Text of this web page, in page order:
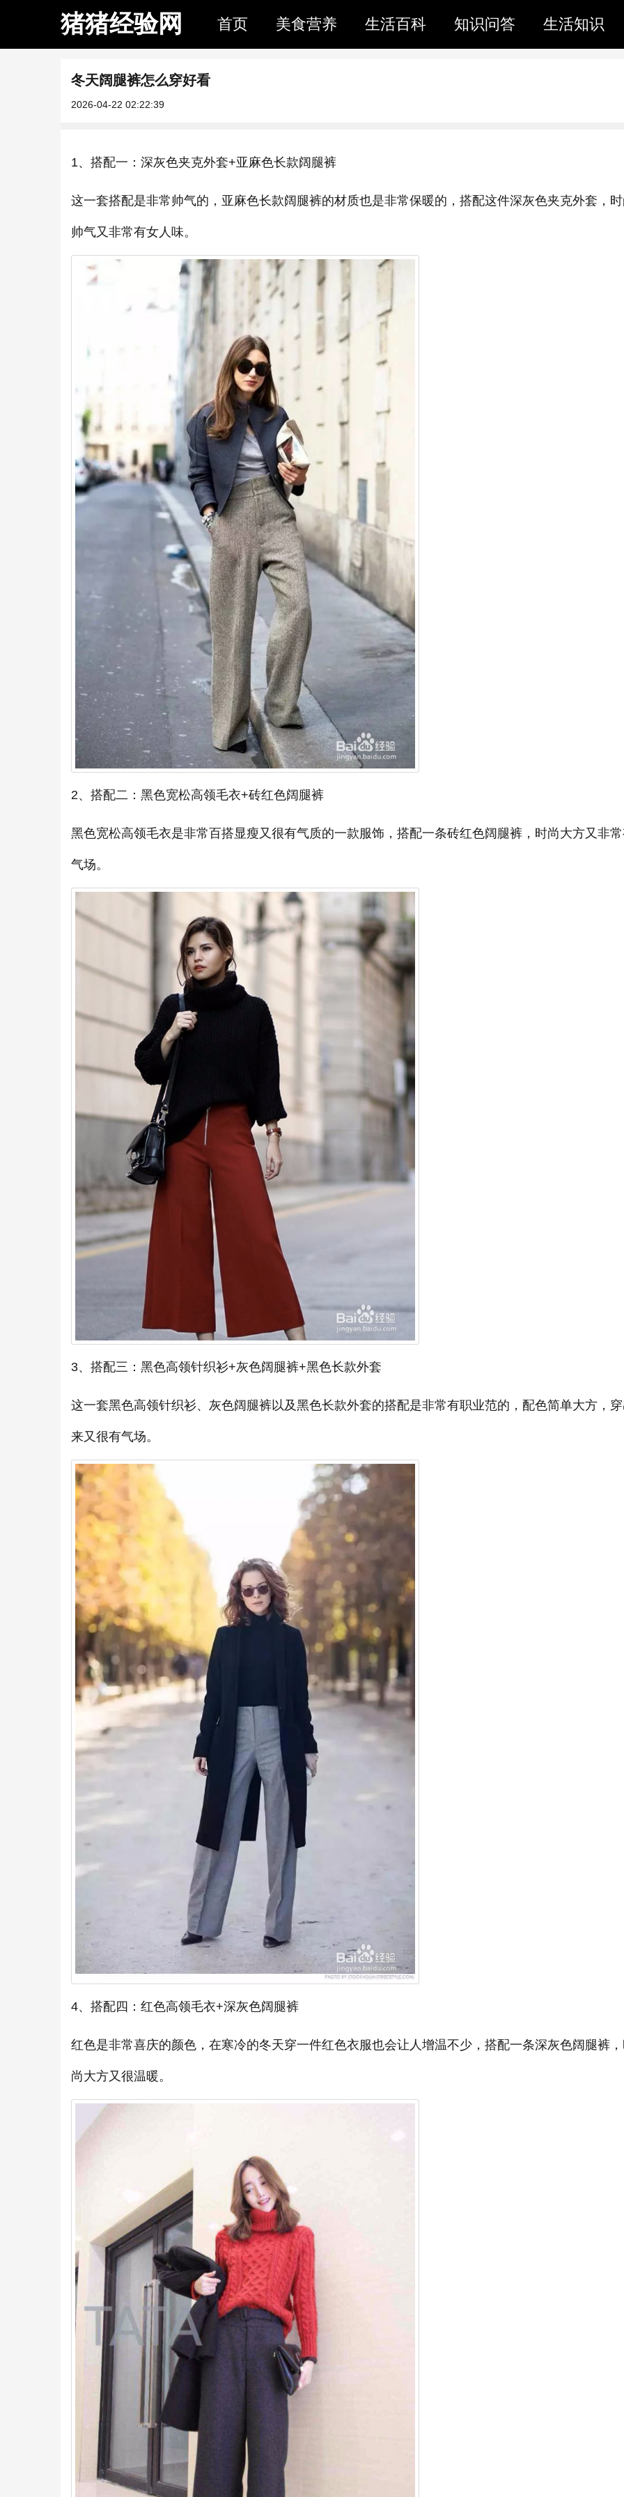
猪猪经验网 首页 美食营养 生活百科 知识问答 生活知识
冬天阔腿裤怎么穿好看
2026-04-22 02:22:39
1、搭配一：深灰色夹克外套+亚麻色长款阔腿裤
这一套搭配是非常帅气的，亚麻色长款阔腿裤的材质也是非常保暖的，搭配这件深灰色夹克外套，
帅气又非常有女人味。
2、搭配二：黑色宽松高领毛衣+砖红色阔腿裤
黑色宽松高领毛衣是非常百搭显瘦又很有气质的一款服饰，搭配一条砖红色阔腿裤，时尚大方又非
气场。
3、搭配三：黑色高领针织衫+灰色阔腿裤+黑色长款外套
这一套黑色高领针织衫、灰色阔腿裤以及黑色长款外套的搭配是非常有职业范的，配色简单大方，
来又很有气场。
4、搭配四：红色高领毛衣+深灰色阔腿裤
红色是非常喜庆的颜色，在寒冷的冬天穿一件红色衣服也会让人增温不少，搭配一条深灰色阔腿裤
尚大方又很温暖。